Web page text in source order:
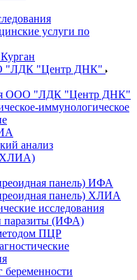
услуги по
"ЛДК "Центр ДНК"
ООО "ЛДК "Центр ДНК"
иммунологическое
анализ
панель) ИФА
панель) ХЛИА
исследования
паразиты (ИФА)
ПЦР